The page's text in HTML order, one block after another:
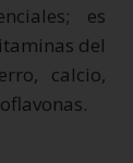
es
del
calcio,